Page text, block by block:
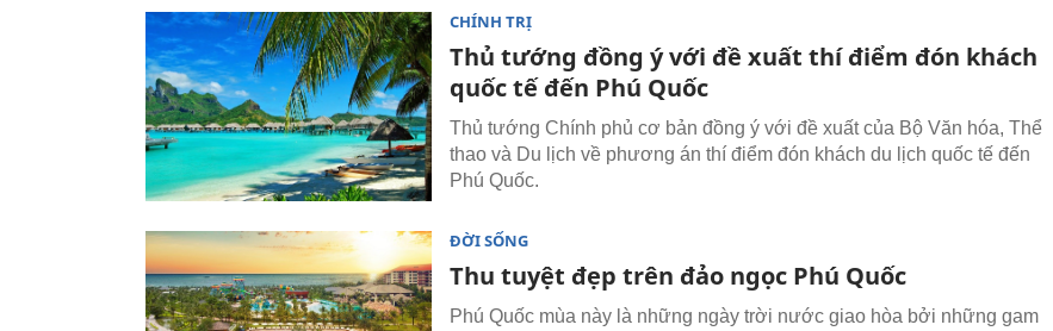
CHÍNH TRỊ
Thủ tướng đồng ý với đề xuất thí điểm đón khách
quốc tế đến Phú Quốc
Thủ tướng Chính phủ cơ bản đồng ý với đề xuất của Bộ Văn hóa, Thể
thao và Du lịch về phương án thí điểm đón khách du lịch quốc tế đến
Phú Quốc.
ĐỜI SỐNG
Thu tuyệt đẹp trên đảo ngọc Phú Quốc
Phú Quốc mùa này là những ngày trời nước giao hòa bởi những gam